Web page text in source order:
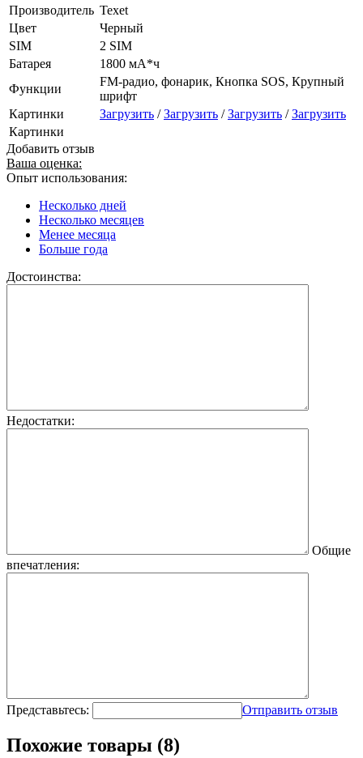
Производитель Texet
Цвет
Черный
SIM
2 SIM
Батарея
1800 мА*ч
Функции
FM-радио, фонарик, Кнопка SOS, Крупный
шрифт
Картинки
Загрузить /Загрузить /Загрузить /Загрузить
Картинки
Добавить отзыв
Ваша оценка:
Опыт использования:
Несколько дней
Несколько месяцев
Менее месяца
Больше года
Достоинства:
Недостатки:
Общие
впечатления:
Представьтесь: Отправить отзыв
Похожие товары (8)